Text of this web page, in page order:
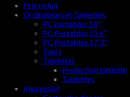
Prix réduit
Ordinateurs et Tablettes
PC portables 14''
PC Portables 15.6''
PC Portables 17.3''
Tours
Tablettes
Protection tablette
Tablettes
Impression